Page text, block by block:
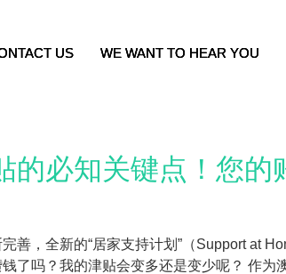
US WE WANT TO HEAR YOU
US WE WANT TO HEAR YOU
US WE WANT TO HEAR YOU
的必知关键点！您的
善，全新的“居家支持计划”（Support at
了吗？我的津贴会变多还是变少呢？ 作